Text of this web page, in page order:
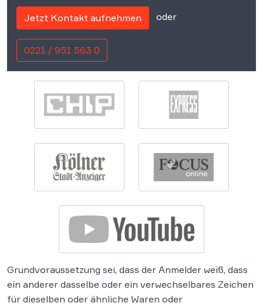
Jetzt Kontakt aufnehmen oder
0221 / 951 563 0
Grundvoraussetzung sei, dass der Anmelder weiß, dass
ein anderer dasselbe oder ein verwechselbares Zeichen
für dieselben oder ähnliche Waren oder